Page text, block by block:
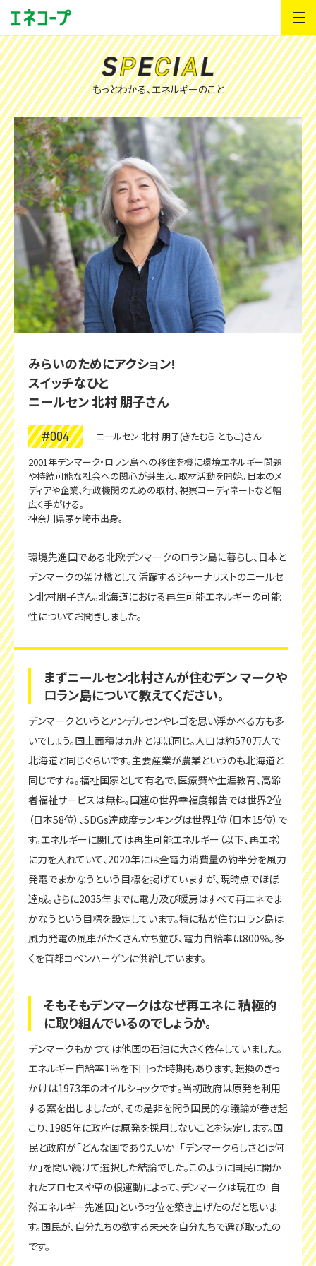
もっとわかる、エネルギーのこと
みらいのためにアクション!
スイッチなひと
ニールセン 北村 朋子さん
#004
ニールセン 北村 朋子(きたむら ともこ)さん
2001年デンマーク・ロラン島への移住を機に環境エネルギー問題
や持続可能な社会への関心が芽生え、取材活動を開始。日本のメ
ディアや企業、行政機関のための取材、視察コーディネートなど幅
広く手がける。
神奈川県茅ヶ崎市出身。
環境先進国である北欧デンマークのロラン島に暮らし、日本と
デンマークの架け橋として活躍するジャーナリストのニールセ
ン北村朋子さん。北海道における再生可能エネルギーの可能
性についてお聞きしました。
まずニールセン北村さんが住むデン マークや
ロラン島について教えてください。
デンマークというとアンデルセンやレゴを思い浮かべる方も多
いでしょう。国土面積は九州とほぼ同じ。人口は約570万人で
北海道と同じぐらいです。主要産業が農業というのも北海道と
同じですね。福祉国家として有名で、医療費や生涯教育、高齢
者福祉サービスは無料。国連の世界幸福度報告では世界2位
（日本58位）、SDGs達成度ランキングは世界1位（日本15位）で
す。エネルギーに関しては再生可能エネルギー（以下、再エネ）
に力を入れていて、2020年には全電力消費量の約半分を風力
発電でまかなうという目標を掲げていますが、現時点でほぼ
達成。さらに2035年までに電力及び暖房はすべて再エネでま
かなうという目標を設定しています。特に私が住むロラン島は
風力発電の風車がたくさん立ち並び、電力自給率は800％。多
くを首都コペンハーゲンに供給しています。
そもそもデンマークはなぜ再エネに 積極的
に取り組んでいるのでしょうか。
デンマークもかつては他国の石油に大きく依存していました。
エネルギー自給率1％を下回った時期もあります。転換のきっ
かけは1973年のオイルショックです｡当初政府は原発を利用
する案を出しましたが、その是非を問う国民的な議論が巻き起
こり、1985年に政府は原発を採用しないことを決定します。国
民と政府が「どんな国でありたいか」「デンマークらしさとは何
か」を問い続けて選択した結論でした。このように国民に開か
れたプロセスや草の根運動によって、デンマークは現在の「自
然エネルギー先進国」という地位を築き上げたのだと思いま
す。国民が、自分たちの欲する未来を自分たちで選び取ったの
です。